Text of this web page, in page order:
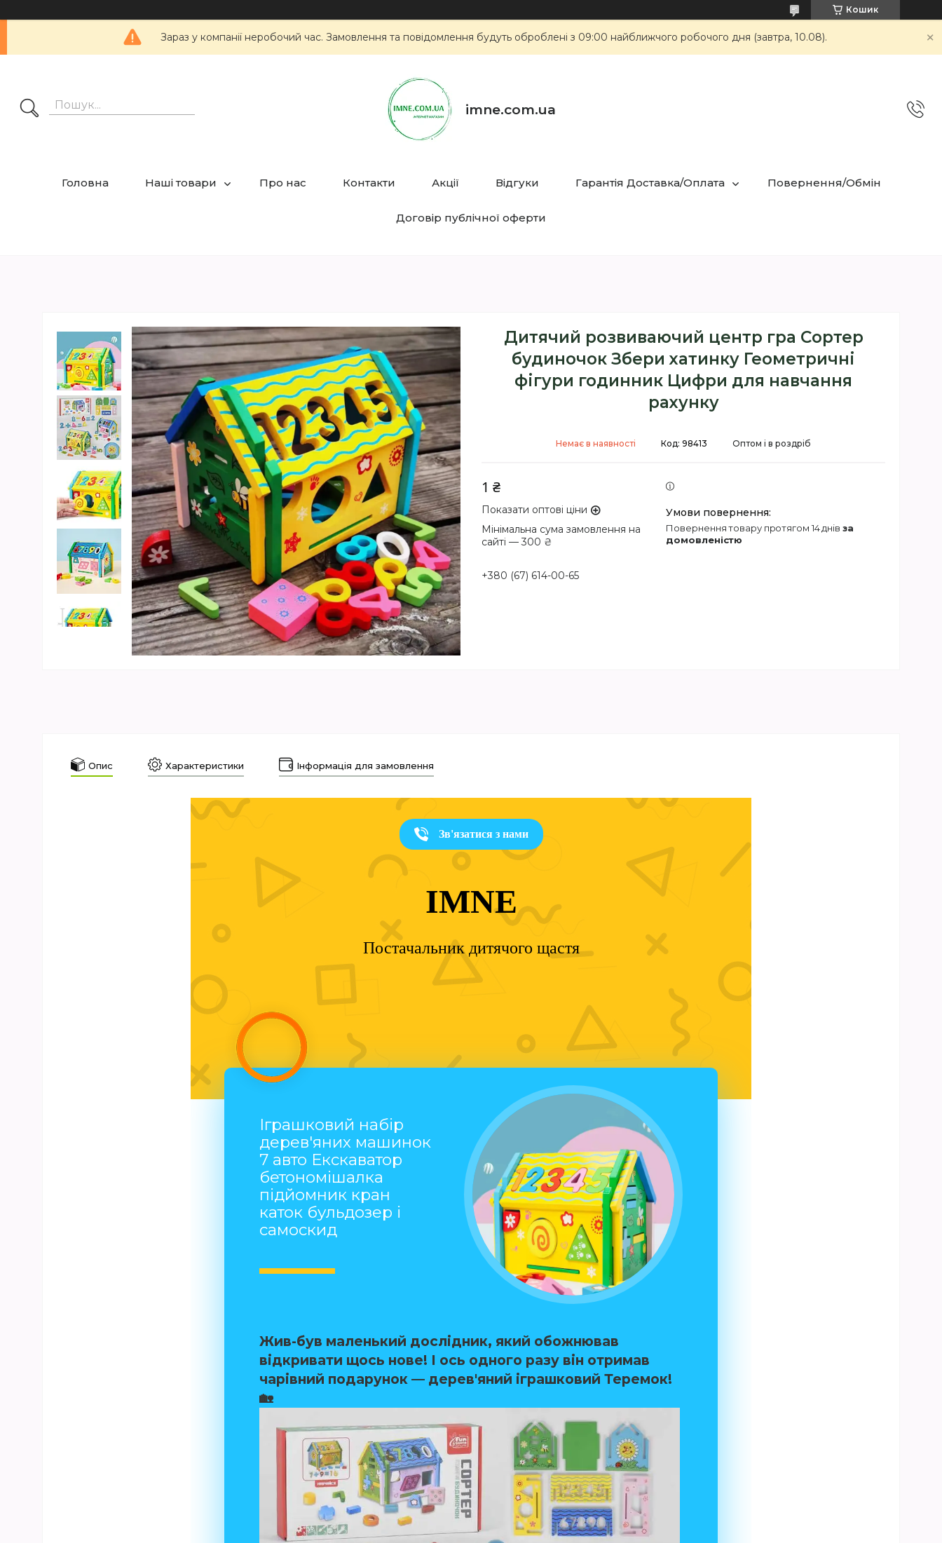
Кошик
Зараз у компанії неробочий час. Замовлення та повідомлення будуть оброблені з 09:00 найближчого робочого дня (завтра, 10.08).
imne.com.ua
Головна Наші товари Про нас Контакти Акції Відгуки Гарантія Доставка/Оплата Повернення/Обмін
Договір публічної оферти
Дитячий розвиваючий центр гра Сортер
будиночок Збери хатинку Геометричні
фігури годинник Цифри для навчання
рахунку
Немає в наявності Оптом і в роздріб
Код: 98413
1 ₴
Показати оптові ціни
Мінімальна сума замовлення на
сайті — 300 ₴
+380 (67) 614-00-65
повернення товару протягом 14 днів за
домовленістю
Опис Характеристики Інформація для замовлення
Зв'язатися з нами
IMNE
Постачальник дитячого щастя
Іграшковий набір
дерев'яних машинок
7 авто Екскаватор
бетономішалка
підйомник кран
каток бульдозер і
самоскид
Жив-був маленький дослідник, який обожнював
відкривати щось нове! І ось одного разу він отримав
чарівний подарунок — дерев'яний іграшковий Теремок!
🏡